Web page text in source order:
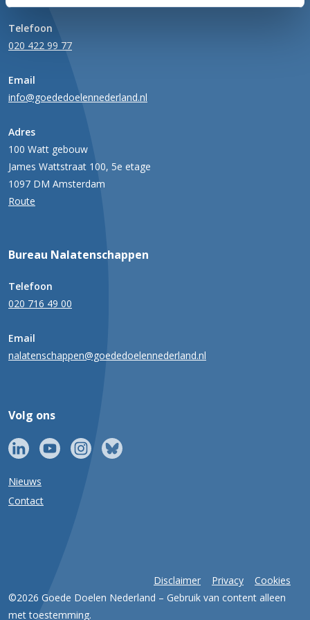
Telefoon
020 422 99 77
Email
info@goededoelennederland.nl
Adres
100 Watt gebouw
James Wattstraat 100, 5e etage
1097 DM Amsterdam
Route
Bureau Nalatenschappen
Telefoon
020 716 49 00
Email
nalatenschappen@goededoelennederland.nl
Volg ons
Nieuws
Contact
Disclaimer Privacy
Cookies
©2026 Goede Doelen Nederland – Gebruik van content alleen
met toestemming.